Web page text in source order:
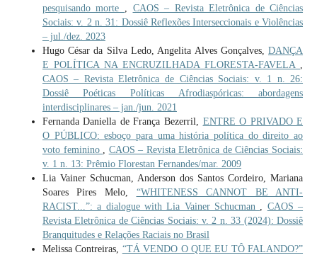
pesquisando morte
CAOS – Revista Eletrônica de Ciências
Sociais: v. 2 n. 31: Dossiê Reflexões Interseccionais e Violências
– jul./dez. 2023
Hugo César da Silva Ledo, Angelita Alves Gonçalves,DANÇA
E POLÍTICA NA ENCRUZILHADA FLORESTA-FAVELA
CAOS – Revista Eletrônica de Ciências Sociais: v. 1 n. 26:
Dossiê Poéticas Políticas Afrodiaspóricas: abordagens
interdisciplinares – jan./jun. 2021
Fernanda Daniella de França Bezerril, ENTRE O PRIVADO E
O PÚBLICO: esboço para uma história política do direito ao
voto feminino
CAOS – Revista Eletrônica de Ciências Sociais:
v. 1 n. 13: Prêmio Florestan Fernandes/mar. 2009
Lia Vainer Schucman, Anderson dos Santos Cordeiro, Mariana
Soares Pires Melo, “WHITENESS CANNOT BE ANTI-
RACIST...”: a dialogue with Lia Vainer Schucman
CAOS –
Revista Eletrônica de Ciências Sociais: v. 2 n. 33 (2024): Dossiê
Branquitudes e Relações Raciais no Brasil
Melissa Contreiras, “TÁ VENDO O QUE EU TÔ FALANDO?”